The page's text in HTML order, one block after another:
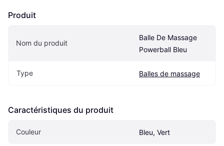
Produit
Nom du produit
Balle De Massage
Powerball Bleu
Type Balles de massage
Caractéristiques du produit
Couleur Bleu, Vert